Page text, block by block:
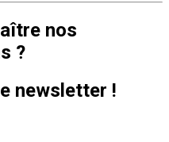
nos
?
newsletter !